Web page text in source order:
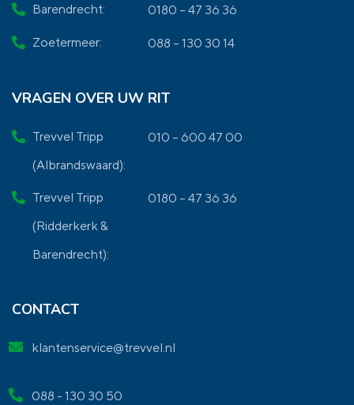
Barendrecht: 0180 – 47 36 36
Zoetermeer: 088 – 130 30 14
VRAGEN OVER UW RIT
Trevvel Tripp
(Albrandswaard):
010 – 600 47 00
Trevvel Tripp
(Ridderkerk &
Barendrecht):
0180 – 47 36 36
CONTACT
klantenservice@trevvel.nl
088 - 130 30 50